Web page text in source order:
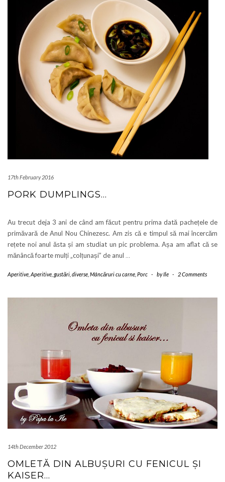
17th February 2016
PORK DUMPLINGS…
Au trecut deja 3 ani de când am făcut pentru prima dată pachețele de
primăvară de Anul Nou Chinezesc. Am zis că e timpul să mai încercăm
rețete noi anul ăsta și am studiat un pic problema. Așa am aflat că se
mănâncă foarte mulți „colțunași” de anul …
Aperitive Aperitive, gustări, diverse Mâncăruri cu carne Porc - byIle - 2 Comments
14th December 2012
OMLETĂ DIN ALBUȘURI CU FENICUL ȘI
KAISER…